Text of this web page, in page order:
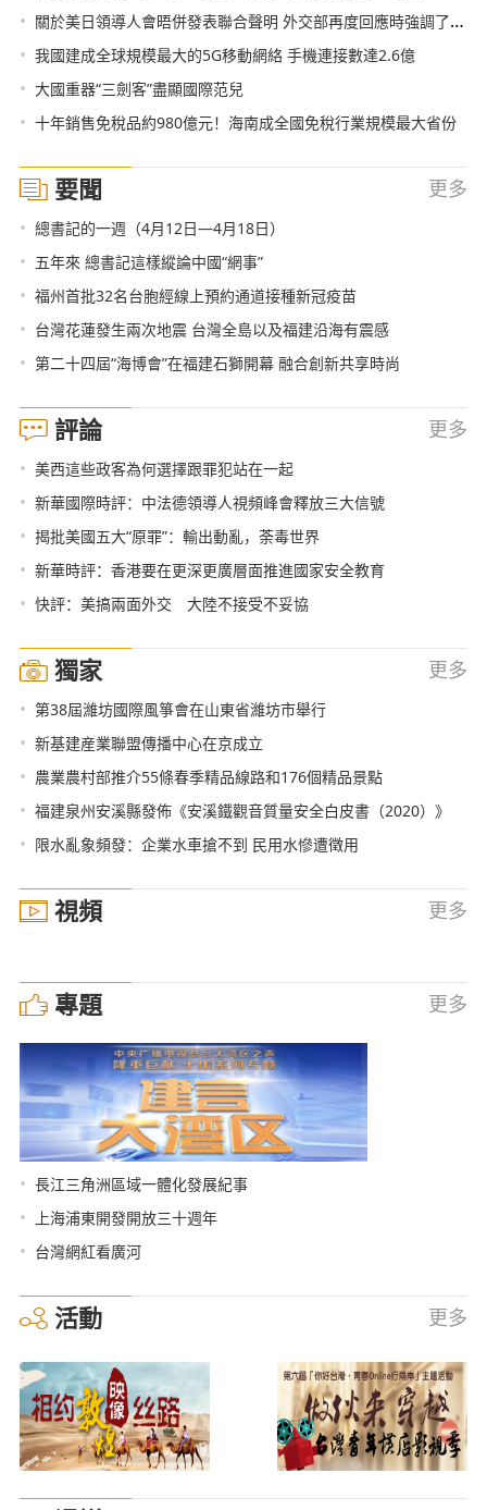
• 關於美日領導人會晤併發表聯合聲明 外交部再度回應時強調了這三點
• 我國建成全球規模最大的5G移動網絡 手機連接數達2.6億
• 大國重器“三劍客”盡顯國際范兒
• 十年銷售免稅品約980億元！海南成全國免稅行業規模最大省份
要聞 更多
• 總書記的一週（4月12日—4月18日）
• 五年來 總書記這樣縱論中國“網事”
• 福州首批32名台胞經線上預約通道接種新冠疫苗
• 台灣花蓮發生兩次地震 台灣全島以及福建沿海有震感
• 第二十四屆“海博會”在福建石獅開幕 融合創新共享時尚
評論 更多
• 美西這些政客為何選擇跟罪犯站在一起
• 新華國際時評：中法德領導人視頻峰會釋放三大信號
• 揭批美國五大“原罪”：輸出動亂，荼毒世界
• 新華時評：香港要在更深更廣層面推進國家安全教育
• 快評：美搞兩面外交 大陸不接受不妥協
獨家 更多
• 第38屆濰坊國際風箏會在山東省濰坊市舉行
• 新基建産業聯盟傳播中心在京成立
• 農業農村部推介55條春季精品線路和176個精品景點
• 福建泉州安溪縣發佈《安溪鐵觀音質量安全白皮書（2020）》
• 限水亂象頻發：企業水車搶不到 民用水慘遭徵用
視頻 更多
專題 更多
• 長江三角洲區域一體化發展紀事
• 上海浦東開發開放三十週年
• 台灣網紅看廣河
活動 更多